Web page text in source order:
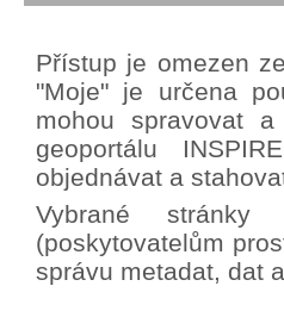
Přístup je omezen
"Moje" je určena
mohou spravovat
geoportálu
objednávat a
Vybrané stránky
(poskytovatelům
správu metadat, dat